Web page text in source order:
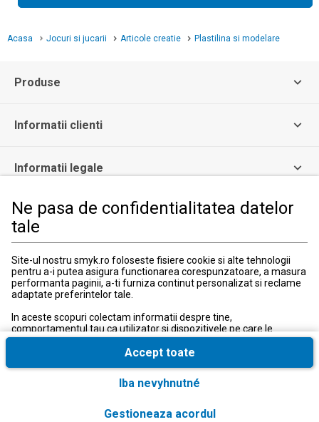
Ne pasa de confidentialitatea datelor
tale
Site-ul nostru smyk.ro foloseste fisiere cookie si alte tehnologii
pentru a-i putea asigura functionarea corespunzatoare, a masura
performanta paginii, a-ti furniza continut personalizat si reclame
adaptate preferintelor tale.
In aceste scopuri colectam informatii despre tine,
comportamentul tau ca utilizator si dispozitivele pe care le
utilizezi, inclusiv cele necesare pentru functionarea
corespunzatoare a site-ului smyk.ro. Aceste fisiere cookie
In plus, numai cu acordul tau, folosim fisiere cookie suplimentare
Gestioneaza acordul
Iba nevyhnutné
Accept toate
Acasa Jocuri si jucarii Articole creatie Plastilina si modelare
Produse
Informatii clienti
Informatii legale
Serviciul Relatii Clienti
Formular de contact
031 40 50 900
Program:
Luni-vineri: 10:00-18:00
România (Romania)
© 2026, SMYK All for Kids SRL